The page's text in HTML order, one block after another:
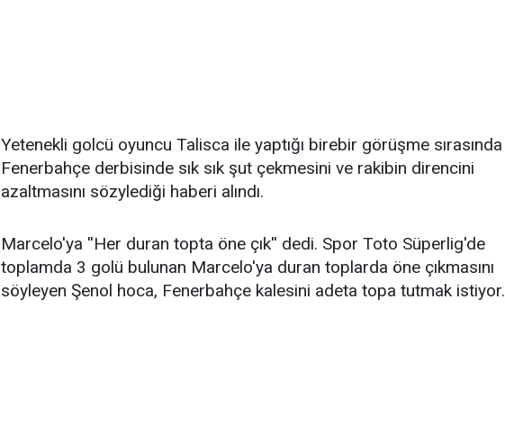
Yetenekli golcü oyuncu Talisca ile yaptığı birebir görüşme sırasında
Fenerbahçe derbisinde sık sık şut çekmesini ve rakibin direncini
azaltmasını sözylediği haberi alındı.
Marcelo'ya ''Her duran topta öne çık'' dedi. Spor Toto Süperlig'de
toplamda 3 golü bulunan Marcelo'ya duran toplarda öne çıkmasını
söyleyen Şenol hoca, Fenerbahçe kalesini adeta topa tutmak istiyor.